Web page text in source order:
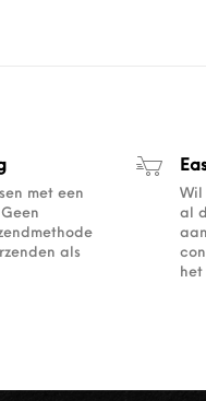
met een
als
Wil
al